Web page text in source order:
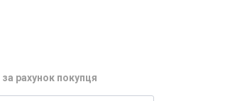
за рахунок покупця